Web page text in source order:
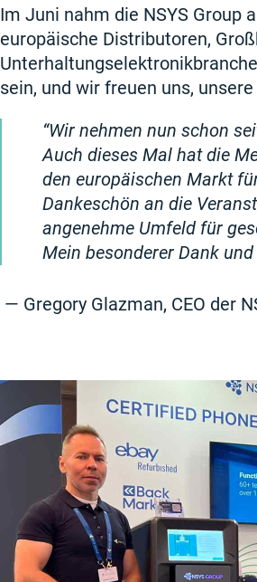
Im Juni nahm die NSYS Group
europäische Distributoren,
sein, und wir freuen uns,
Wir nehmen nun schon
Auch dieses Mal hat die
den europäischen Markt
Dankeschön an die
angenehme Umfeld für
Mein besonderer Dank
— Gregory Glazman, CEO der